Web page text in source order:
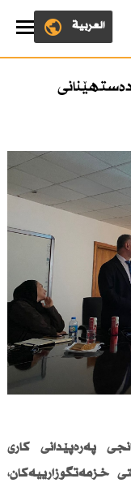
العربية
پەرەپێدانی كاری
خزمەتگوزارییەكان،